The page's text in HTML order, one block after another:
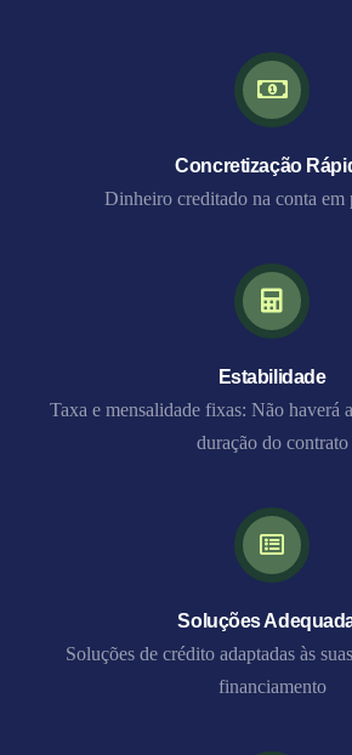
Concretização
Dinheiro creditado na conta em
Estabilidade
Taxa e mensalidade fixas: Não haverá
duração do contrato
Soluções
Soluções de crédito adaptadas às
financiamento